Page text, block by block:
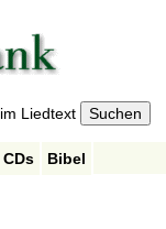
im Liedtext
CDs
Bibel